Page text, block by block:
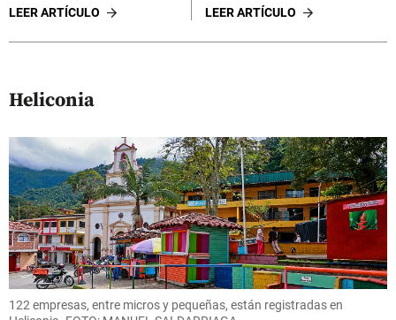
LEER ARTÍCULO LEER ARTÍCULO
Heliconia
122 empresas, entre micros y pequeñas, están registradas en